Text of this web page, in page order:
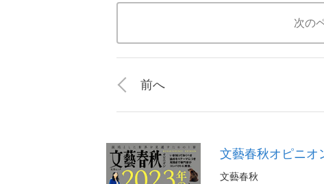
次の
前へ
文藝春秋オピニオ
文藝春秋